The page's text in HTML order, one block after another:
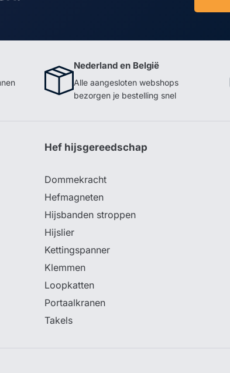
Nederland en België
Alle aangesloten webshops
bezorgen je bestelling snel
Hef hijsgereedschap
Dommekracht
Hefmagneten
Hijsbanden stroppen
Hijslier
Kettingspanner
Klemmen
Loopkatten
Portaalkranen
Takels